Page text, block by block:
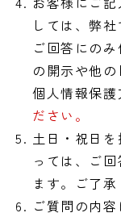
しては、弊
ご回答にの
の開示や他
個人情報保
ださい。
土日・祝日
っては、ご
ます。ご了承
ご質問の内